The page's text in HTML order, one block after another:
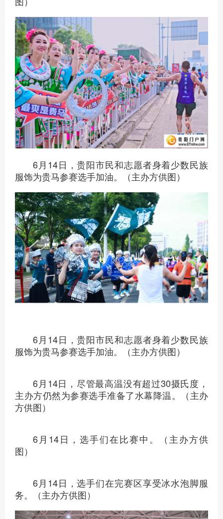
6月14日，众多贵阳市民和志愿者在赛道旁
为贵马参赛选手加油。（主办方供图）
6月14日，选手们在比赛中。（主办方供
图）
6月14日，贵马“十八坡星荐官”身着民族盛
装，驻守十八坡为选手加油鼓劲。（主办方供
图）
服饰为贵马参赛选手加油。（主办方供图）